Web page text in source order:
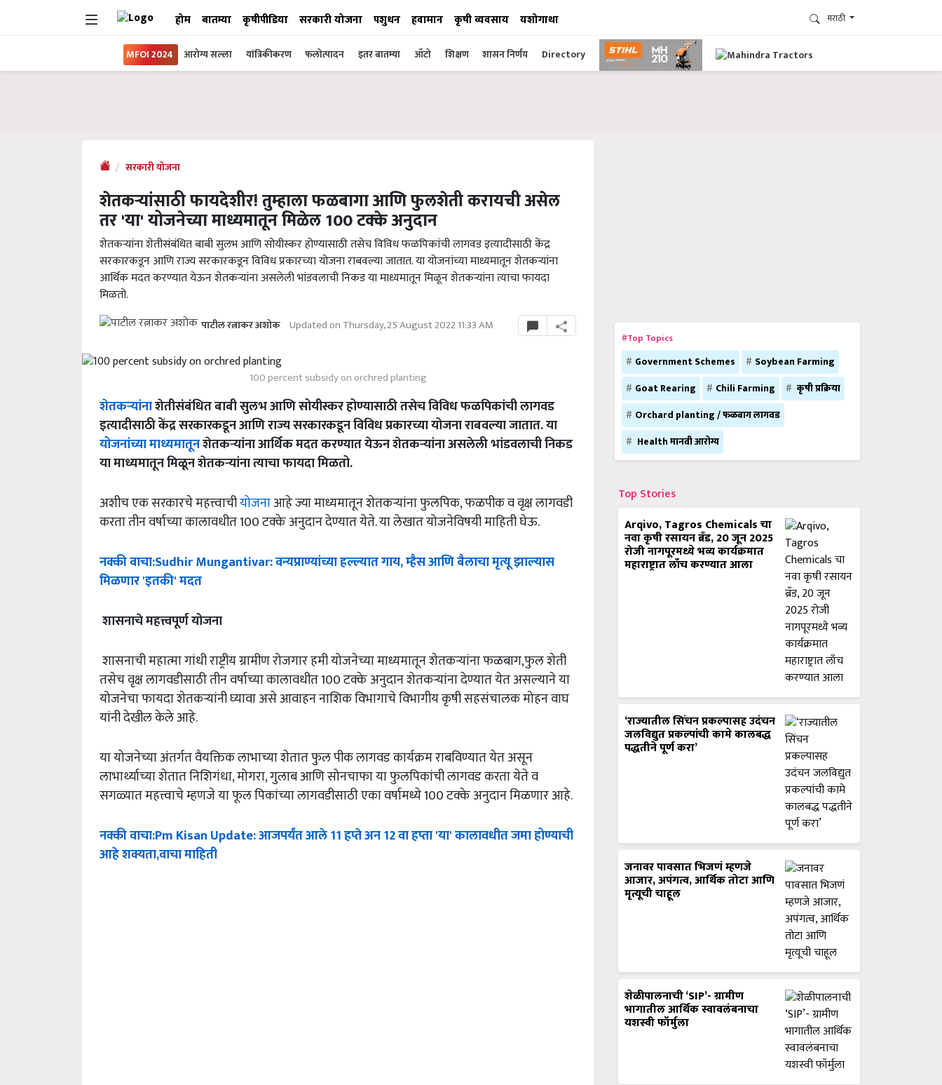
होम बातम्या कृषीपीडिया सरकारी योजना पशुधन हवामान कृषी व्यवसाय यशोगाथा मराठी
MFOI 2024 आरोग्य सल्ला यांत्रिकीकरण फलोत्पादन इतर बातम्या ऑटो शिक्षण शासन निर्णय Directory
सरकारी योजना
शेतकऱ्यांसाठी फायदेशीर! तुम्हाला फळबागा आणि फुलशेती करायची असेल
तर 'या' योजनेच्या माध्यमातून मिळेल 100 टक्के अनुदान
शेतकऱ्यांना शेतीसंबंधित बाबी सुलभ आणि सोयीस्कर होण्यासाठी तसेच विविध फळपिकांची लागवड इत्यादीसाठी केंद्र
सरकारकडून आणि राज्य सरकारकडून विविध प्रकारच्या योजना राबवल्या जातात. या योजनांच्या माध्यमातून शेतकऱ्यांना
आर्थिक मदत करण्यात येऊन शेतकऱ्यांना असलेली भांडवलाची निकड या माध्यमातून मिळून शेतकऱ्यांना त्याचा फायदा
मिळतो.
पाटील रत्नाकर अशोक Updated on Thursday, 25 August 2022 11:33 AM
100 percent subsidy on orchred planting
शेतकऱ्यांनाशेतीसंबंधित बाबी सुलभ आणि सोयीस्कर होण्यासाठी तसेच विविध फळपिकांची लागवड
इत्यादीसाठी केंद्र सरकारकडून आणि राज्य सरकारकडून विविध प्रकारच्या योजना राबवल्या जातात. या
योजनांच्या माध्यमातूनशेतकऱ्यांना आर्थिक मदत करण्यात येऊन शेतकऱ्यांना असलेली भांडवलाची निकड
या माध्यमातून मिळून शेतकऱ्यांना त्याचा फायदा मिळतो.
अशीच एक सरकारचे महत्त्वाचीयोजनाआहे ज्या माध्यमातून शेतकऱ्यांना फुलपिक, फळपीक व वृक्ष लागवडी
करता तीन वर्षाच्या कालावधीत 100 टक्के अनुदान देण्यात येते. या लेखात योजनेविषयी माहिती घेऊ.
नक्कीवाचा:Sudhir Mungantivar:वन्यप्राण्यांच्याहल्ल्यातगाय,म्हैसआणिबैलाचामृत्यूझाल्यास
मिळणार'इतकी'मदत
शासनाचेमहत्त्वपूर्णयोजना
शासनाची महात्मा गांधी राष्ट्रीय ग्रामीण रोजगार हमी योजनेच्या माध्यमातून शेतकऱ्यांना फळबाग,फुल शेती
तसेच वृक्ष लागवडीसाठी तीन वर्षाच्या कालावधीत 100 टक्के अनुदान शेतकऱ्यांना देण्यात येत असल्याने या
योजनेचा फायदा शेतकऱ्यांनी घ्यावा असे आवाहन नाशिक विभागाचे विभागीय कृषी सहसंचालक मोहन वाघ
यांनी देखील केले आहे.
या योजनेच्या अंतर्गत वैयक्तिक लाभाच्या शेतात फुल पीक लागवड कार्यक्रम राबविण्यात येत असून
लाभार्थ्याच्या शेतात निशिगंधा, मोगरा, गुलाब आणि सोनचाफा या फुलपिकांची लागवड करता येते व
सगळ्यात महत्त्वाचे म्हणजे या फूल पिकांच्या लागवडीसाठी एका वर्षामध्ये 100 टक्के अनुदान मिळणार आहे.
नक्कीवाचा:Pm Kisan Update:आजपर्यंतआले11हप्तेअन12वाहप्ता'या'कालावधीतजमाहोण्याची
आहेशक्यता,वाचामाहिती
#Top Topics
Government Schemes
Soybean Farming
Goat Rearing
Chili Farming
कृषी प्रक्रिया
Orchard planting / फळबाग लागवड
Health मानवी आरोग्य
Top Stories
Arqivo, Tagros Chemicals चा
नवा कृषी रसायन ब्रँड, 20 जून 2025
रोजी नागपूरमध्ये भव्य कार्यक्रमात
महाराष्ट्रात लाँच करण्यात आला
‘राज्यातील सिंचन प्रकल्पासह उदंचन
जलविद्युत प्रकल्पांची कामे कालबद्ध
पद्धतीने पूर्ण करा’
जनावर पावसात भिजणं म्हणजे
आजार, अपंगत्व, आर्थिक तोटा आणि
मृत्यूची चाहूल
शेळीपालनाची ‘SIP’- ग्रामीण
भागातील आर्थिक स्वावलंबनाचा
यशस्वी फॉर्मुला